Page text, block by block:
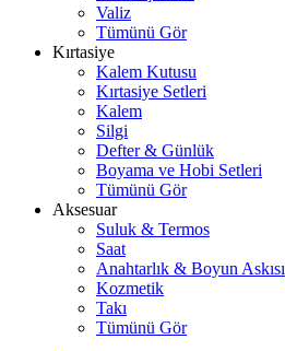
Valiz
Tümünü Gör
Kırtasiye
Kalem Kutusu
Kırtasiye Setleri
Kalem
Silgi
Defter & Günlük
Boyama ve Hobi Setleri
Tümünü Gör
Aksesuar
Suluk & Termos
Saat
Anahtarlık & Boyun Askısı
Kozmetik
Takı
Tümünü Gör